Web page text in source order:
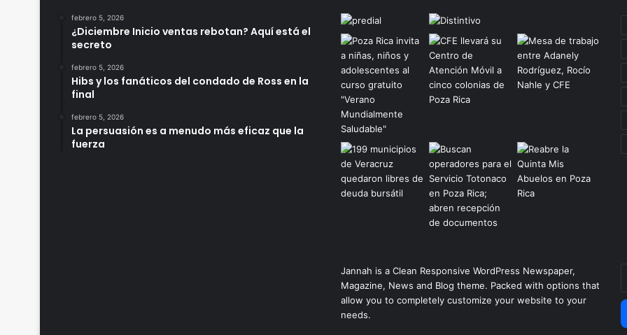
febrero 5, 2026
¿Diciembre Inicio ventas rebotan? Aquí está el
secreto
febrero 5, 2026
Hibs y los fanáticos del condado de Ross en la
final
febrero 5, 2026
La persuasión es a menudo más eficaz que la
fuerza
Jannah is a Clean Responsive WordPress Newspaper,
Magazine, News and Blog theme. Packed with options that
allow you to completely customize your website to your
needs.